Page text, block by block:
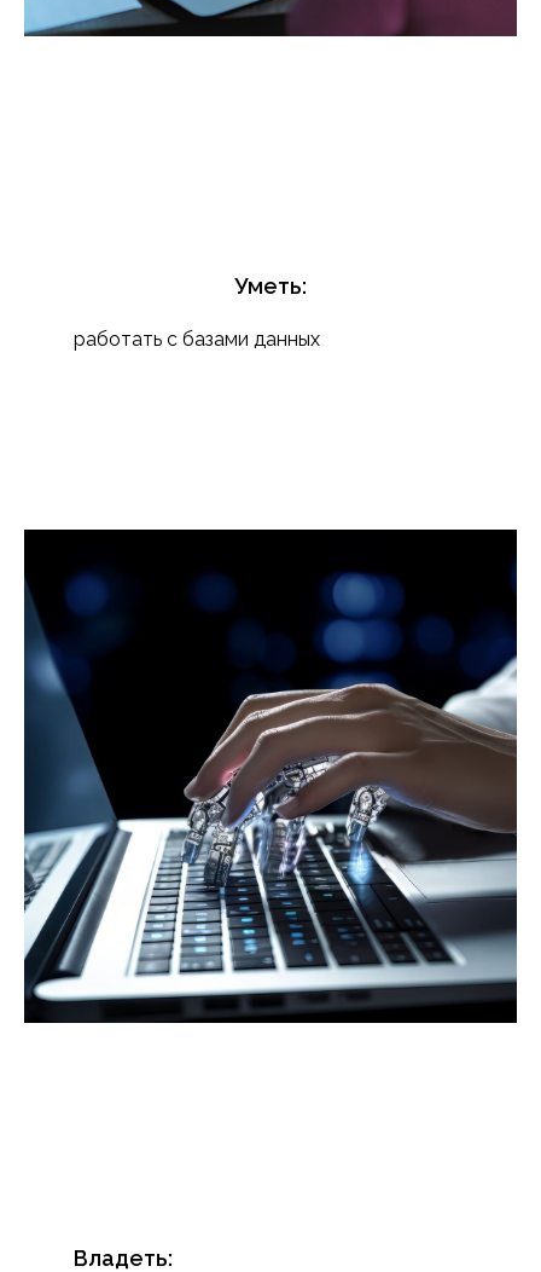
Уметь:
работать с базами данных
Владеть: